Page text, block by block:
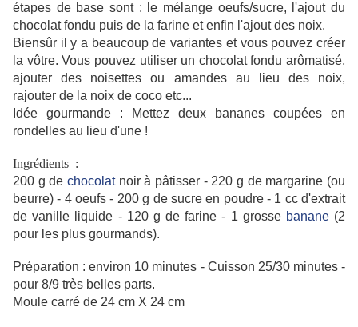
étapes de base sont : le mélange oeufs/sucre, l'ajout du
chocolat fondu puis de la farine et enfin l'ajout des noix.
Biensûr il y a beaucoup de variantes et vous pouvez créer
la vôtre. Vous pouvez utiliser un chocolat fondu arômatisé,
ajouter des noisettes ou amandes au lieu des noix,
rajouter de la noix de coco etc...
Idée gourmande : Mettez deux bananes coupées en
rondelles au lieu d'une !
Ingrédients :
200 g de chocolatnoir à pâtisser - 220 g de margarine (ou
beurre) - 4 oeufs - 200 g de sucre en poudre - 1 cc d'extrait
de vanille liquide - 120 g de farine - 1 grosse banane(2
pour les plus gourmands).
Préparation : environ 10 minutes - Cuisson 25/30 minutes -
pour 8/9 très belles parts.
Moule carré de 24 cm X 24 cm